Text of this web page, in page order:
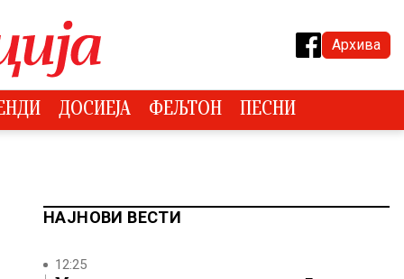
Архива
ДОСИЕЈА ФЕЉТОН ПЕСНИ
НАЈНОВИ ВЕСТИ
12:25